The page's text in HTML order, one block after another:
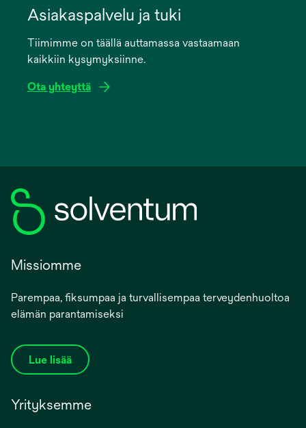
new
Asiakaspalvelu ja tuki
Tiimimme on täällä auttamassa vastaamaan
kaikkiin kysymyksiinne.
Ota yhteyttä
Missiomme
Parempaa, fiksumpaa ja turvallisempaa terveydenhuoltoa
elämän parantamiseksi
Lue lisää
Yrityksemme